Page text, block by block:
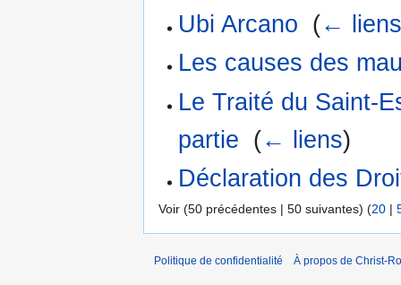
Ubi Arcano (←
Les causes des
Le Traité du Saint-
partie (← liens)
Déclaration des
Voir (50 précédentes | 50 suivantes) (20 |
Politique de confidentialité À propos de Christ-